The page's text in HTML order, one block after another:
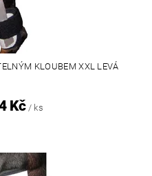
KLOUBEM XXL LEVÁ
Kč / ks